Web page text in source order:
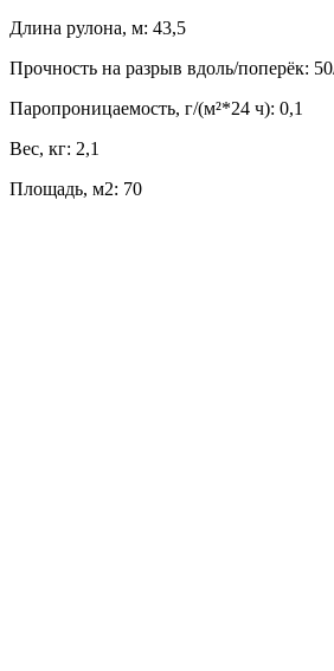
Длина рулона, м: 43,5
Прочность на разрыв вдоль/поперёк:
Паропроницаемость, г/(м²*24 ч): 0,1
Вес, кг: 2,1
Площадь, м2: 70